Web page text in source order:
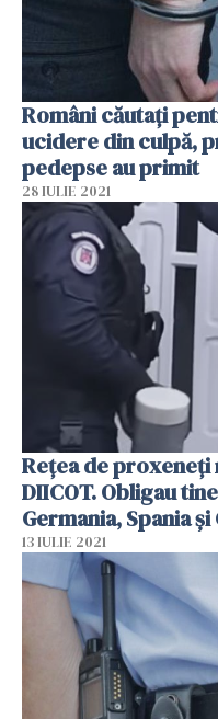
Români căutaţi
ucidere din culpă,
pedepse au primit
28 IULIE 2021
Reţea de
DIICOT. Obligau
Germania, Spania
13 IULIE 2021